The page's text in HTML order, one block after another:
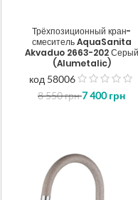
Трёхпозиционный кран-
смеситель AquaSanita
Akvaduo 2663-202 Серый
(Alumetalic)
код 58006
8 550грн7 400грн